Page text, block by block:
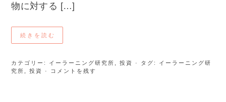
物に対する […]
続きを読む
カテゴリー: イーラーニング研究所 ,投資 · タグ: イーラーニング研
究所
,投資 · コメントを残す